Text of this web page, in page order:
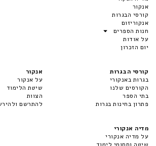
אנקור
קורסי הבגרות
אנקוריזום
חנות הספרים
על אודות
יום הזכרון
קורסי הבגרות
בגרות באנקורי
הקורסים שלנו
בתי הספר
פתרון בחינות בגרות
אנקור
על אנקור
שיטת הלימוד
הצוות
להתרשם
מדיה אנקורי
על מדיה אנקורי